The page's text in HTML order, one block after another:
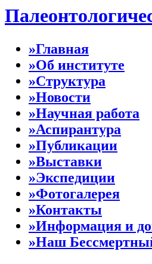
»Главная
»Об институте
»Структура
»Новости
»Научная работа
»Аспирантура
»Публикации
»Выставки
»Экспедиции
»Фотогалерея
»Контакты
»Информация и
»Наш